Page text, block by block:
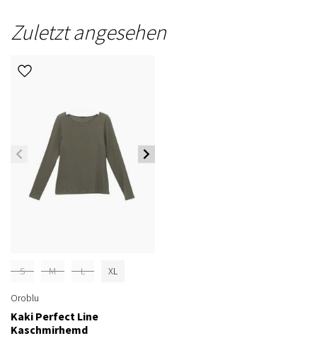
Zuletzt angesehen
S M L XL
Oroblu
Kaki Perfect Line
Kaschmirhemd